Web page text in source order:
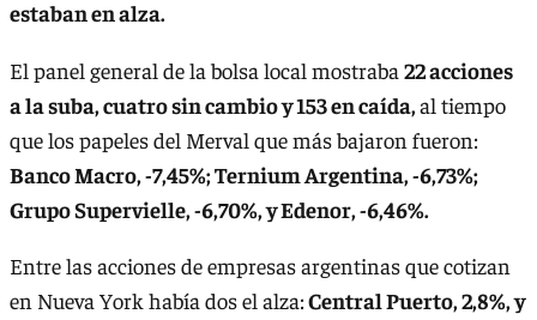
estaban en alza.
El panel general de la bolsa local mostraba 22 acciones
a la suba, cuatro sin cambio y 153 en caída,al tiempo
que los papeles del Merval que más bajaron fueron:
Banco Macro, -7,45%; Ternium Argentina, -6,73%;
Grupo Supervielle, -6,70%, y Edenor, -6,46%.
Entre las acciones de empresas argentinas que cotizan
en Nueva York había dos el alza:Central Puerto, 2,8%, y